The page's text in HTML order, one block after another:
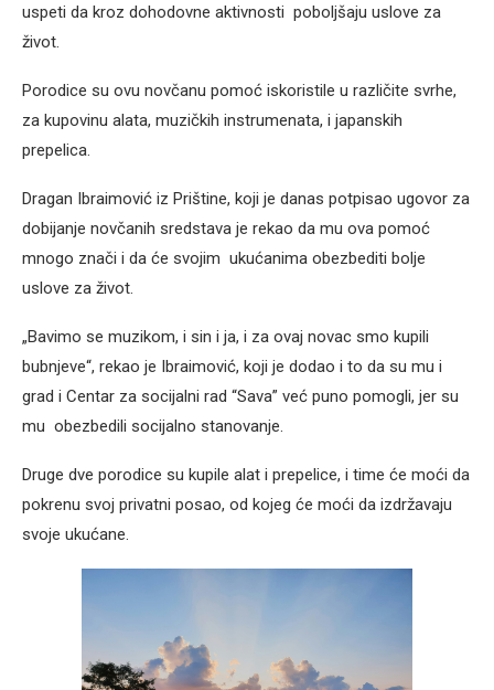
uspeti da kroz dohodovne aktivnosti poboljšaju uslove za
život.
Porodice su ovu novčanu pomoć iskoristile u različite svrhe,
za kupovinu alata, muzičkih instrumenata, i japanskih
prepelica.
Dragan Ibraimović iz Prištine, koji je danas potpisao ugovor za
dobijanje novčanih sredstava je rekao da mu ova pomoć
mnogo znači i da će svojim ukućanima obezbediti bolje
uslove za život.
„Bavimo se muzikom, i sin i ja, i za ovaj novac smo kupili
bubnjeve“, rekao je Ibraimović, koji je dodao i to da su mu i
grad i Centar za socijalni rad “Sava” već puno pomogli, jer su
mu obezbedili socijalno stanovanje.
Druge dve porodice su kupile alat i prepelice, i time će moći da
pokrenu svoj privatni posao, od kojeg će moći da izdržavaju
svoje ukućane.